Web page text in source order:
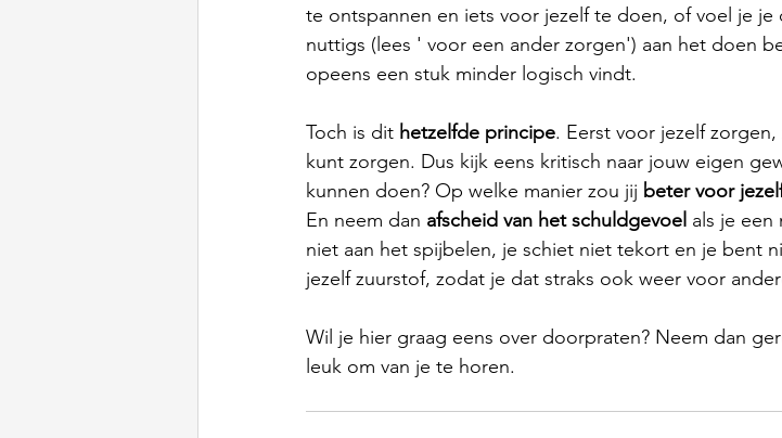
te ontspannen en iets voor jezelf te doen, of voel je je
nuttigs (lees ' voor een ander zorgen') aan het doen
opeens een stuk minder logisch vindt.
Toch is dit hetzelfde principe. Eerst voor jezelf
kunt zorgen. Dus kijk eens kritisch naar jouw eigen
kunnen doen? Op welke manier zou jij beter voor
En neem dan afscheid van het schuldgevoel als je
niet aan het spijbelen, je schiet niet tekort en je bent
jezelf zuurstof, zodat je dat straks ook weer voor
Wil je hier graag eens over doorpraten? Neem dan
leuk om van je te horen.